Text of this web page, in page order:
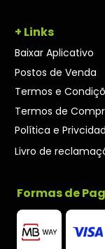
+ Links
Baixar Aplicativo
Postos de Venda
Termos e
Termos de
Política e
Livro de
Formas de